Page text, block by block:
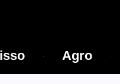
Agro